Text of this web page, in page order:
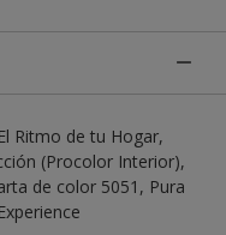
Ritmo de tu Hogar,
(Procolor Interior),
de color 5051, Pura